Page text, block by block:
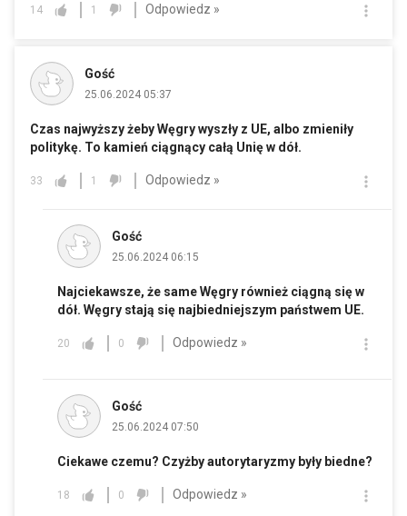
14 1 Odpowiedz »
Gość
25.06.2024 05:37
Czas najwyższy żeby Węgry wyszły z UE, albo zmieniły
politykę. To kamień ciągnący całą Unię w dół.
33 1 Odpowiedz »
Gość
25.06.2024 06:15
Najciekawsze, że same Węgry również ciągną się w
dół. Węgry stają się najbiedniejszym państwem UE.
20 0 Odpowiedz »
Gość
25.06.2024 07:50
Ciekawe czemu? Czyżby autorytaryzmy były biedne?
18 0 Odpowiedz »